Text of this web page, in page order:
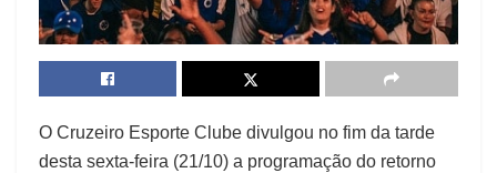
O Cruzeiro Esporte Clube divulgou no fim da tarde
desta sexta-feira (21/10) a programação do retorno